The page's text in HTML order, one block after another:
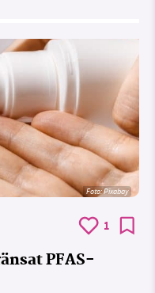
Foto:Pixabay
1
PFAS-